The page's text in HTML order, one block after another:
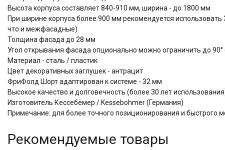
Высота корпуса составляет 840-910 мм, ширина - до 1800 мм
При ширине корпуса более 900 мм рекомендуется
что и межфасадные)
Толщина фасада до 28 мм
Угол открывания фасада опционально можно ограничить до
Материал - сталь / пластик
Цвет декоративных заглушек - антрацит
ФриФолд Шорт адаптирован к системе - 32 мм
Высокое качество и долговечность (более 30 лет
Изготовитель Кессебёмер / Kessebohmer (Германия)
Примечание: для более точного позиционирования и быстрого
Рекомендуемые товары